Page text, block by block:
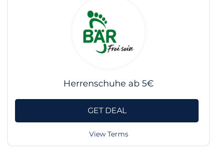
Herrenschuhe ab 5€
GET DEAL
View Terms